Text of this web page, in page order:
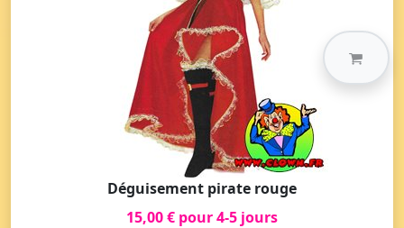
Déguisement pirate rouge
15,00 € pour 4-5 jours